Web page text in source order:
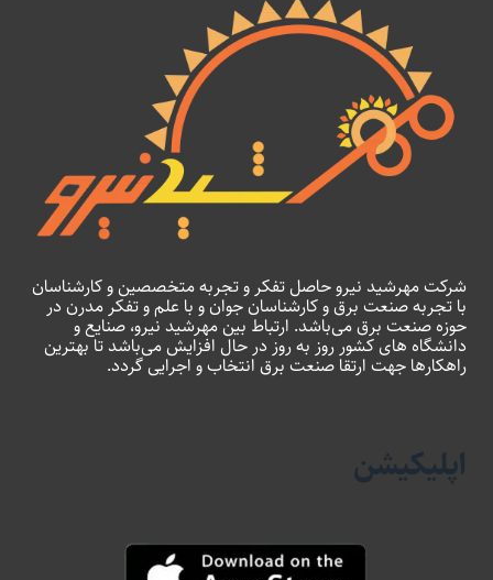
شرکت مهرشید نیرو حاصل تفکر و تجربه متخصصین و کارشناسان
با تجربه صنعت برق و کارشناسان جوان و با علم و تفکر مدرن در
حوزه صنعت برق می‌باشد. ارتباط بین مهرشید نیرو، صنایع و
دانشگاه های کشور روز به روز در حال افزایش می‌باشد تا بهترین
راهکارها جهت ارتقا صنعت برق انتخاب و اجرایی گردد.
اپلیکیشن